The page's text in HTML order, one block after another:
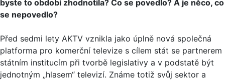
byste to období zhodnotila? Co se povedlo? A je něco, co
se nepovedlo?
Před sedmi lety AKTV vznikla jako úplně nová společná
platforma pro komerční televize s cílem stát se partnerem
státním institucím při tvorbě legislativy a v podstatě být
jednotným „hlasem“ televizí. Známe totiž svůj sektor a